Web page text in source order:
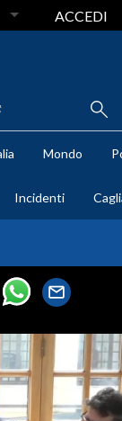
ACCEDI
Mondo
Incidenti